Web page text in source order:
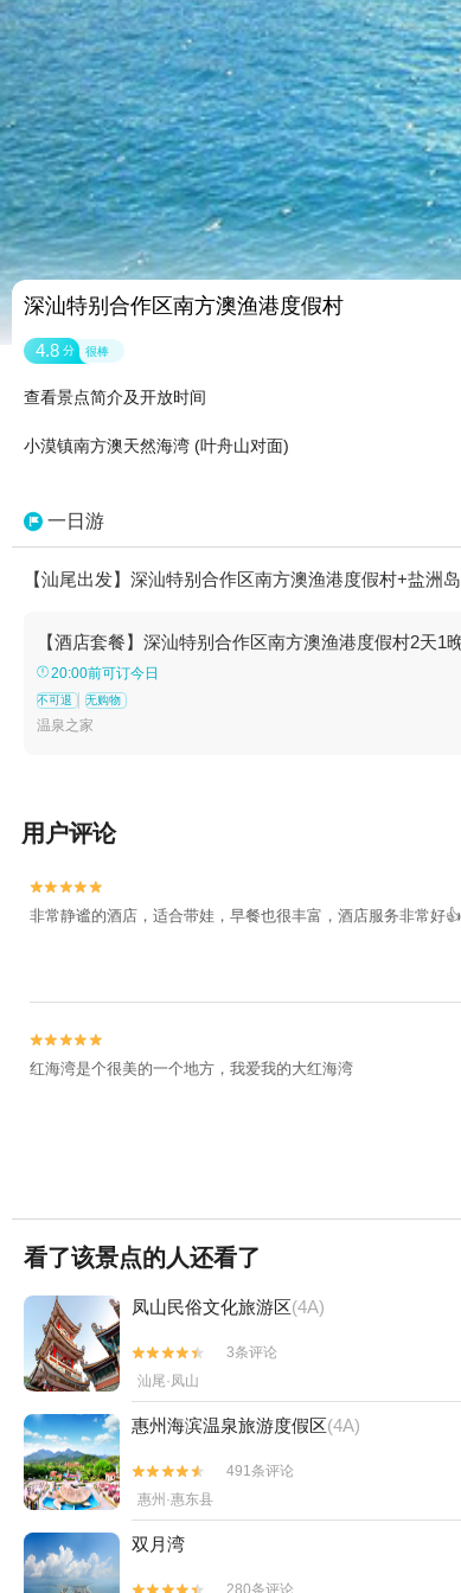
深汕特别合作区南方澳渔港度假村
4.8 分 很棒
查看景点简介及开放时间
小漠镇南方澳天然海湾 (叶舟山对面)
一日游
【汕尾出发】深汕特别合作区南方澳渔港度假村+盐洲
【酒店套餐】深汕特别合作区南方澳渔港度假村2天
20:00前可订今日
不可退 无购物
温泉之家
用户评论


非常静谧的酒店，适合带娃，早餐也很丰富，酒店服务非常好


红海湾是个很美的一个地方，我爱我的大红海湾
看了该景点的人还看了
凤山民俗文化旅游区(4A)


3条评论
汕尾·凤山
惠州海滨温泉旅游度假区(4A)


491条评论
惠州·惠东县
双月湾

 280条评论